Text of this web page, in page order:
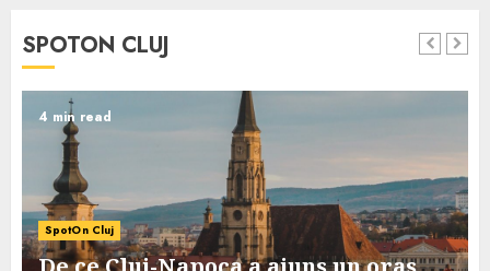
SPOTON CLUJ
4 min read
SpotOn Cluj